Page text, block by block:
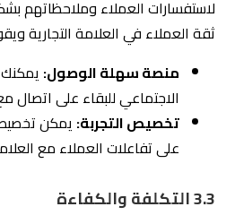
لاستفسارات العملاء وملاحظاتهم
ثقة العملاء في العلامة التجارية
منصة سهلة الوصول:
الاجتماعي للبقاء على
تخصيص التجربة: يمكن تخصيص
على تفاعلات العملاء مع
3.3 التكلفة والكفاءة